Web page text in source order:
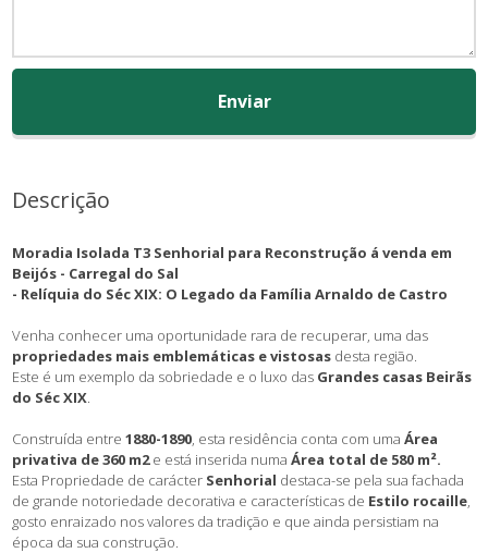
Enviar
Descrição
Moradia Isolada T3 Senhorial para Reconstrução á venda em
Beijós - Carregal do Sal
- Relíquia do Séc XIX: O Legado da Família Arnaldo de Castro
Venha conhecer uma oportunidade rara de recuperar, uma das
propriedades mais emblemáticas e vistosas desta região.
Este é um exemplo da sobriedade e o luxo das Grandes casas Beirãs
do Séc XIX.
Construída entre1880-1890, esta residência conta com umaÁrea
privativa de 360 m2e está inserida numaÁrea total de 580 m².
Esta Propriedade de carácter Senhorial destaca-se pela sua fachada
de grande notoriedade decorativa e características de Estilo rocaille,
gosto enraizado nos valores da tradição e que ainda persistiam na
época da sua construção.